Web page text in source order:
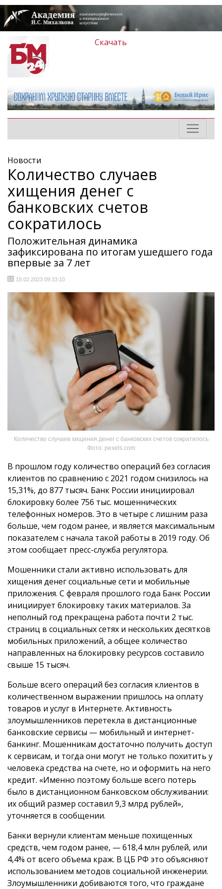
Скачать
Новости
Количество случаев
хищения денег с
банковских счетов
сократилось
Положительная динамика
зафиксирована по итогам ушедшего года
впервые за 7 лет
15.02.2023 09:33:10
Количество случаев хищения денег с банковских счетов сократилось
Фото: pexels.com
В прошлом году количество операций без согласия
клиентов по сравнению с 2021 годом снизилось на
15,31%, до 877 тысяч. Банк России инициировал
блокировку более 756 тыс. мошеннических
телефонных номеров. Это в четыре с лишним раза
больше, чем годом ранее, и является максимальным
показателем с начала такой работы в 2019 году. Об
этом сообщает пресс-служба регулятора.
Мошенники стали активно использовать для
хищения денег социальные сети и мобильные
приложения. С февраля прошлого года Банк России
инициирует блокировку таких материалов. За
неполный год прекращена работа почти 2 тыс.
страниц в социальных сетях и нескольких десятков
мобильных приложений, а общее количество
направленных на блокировку ресурсов составило
свыше 15 тысяч.
Больше всего операций без согласия клиентов в
количественном выражении пришлось на оплату
товаров и услуг в Интернете. Активность
злоумышленников перетекла в дистанционные
банковские сервисы — мобильный и интернет-
банкинг. Мошенникам достаточно получить доступ
к сервисам, и тогда они могут не только похитить у
человека средства на счете, но и оформить на него
кредит. «Именно поэтому больше всего потерь
было в дистанционном банковском обслуживании:
их общий размер составил 9,3 млрд рублей»,
уточняется в сообщении.
Банки вернули клиентам меньше похищенных
средств, чем годом ранее, — 618,4 млн рублей, или
4,4% от всего объема краж. В ЦБ РФ это объясняют
использованием методов социальной инженерии.
Злоумышленники добиваются того, что граждане